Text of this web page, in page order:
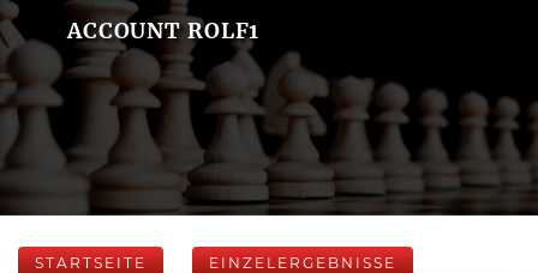
ACCOUNT ROLF1
STARTSEITE EINZELERGEBNISSE